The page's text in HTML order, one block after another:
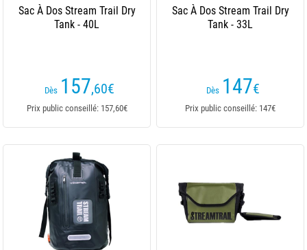
Sac À Dos Stream Trail Dry
Tank - 40L
Dès 157,60€
Prix public conseillé: 157,60€
Sac À Dos Stream Trail Dry
Tank - 33L
Dès 147€
Prix public conseillé: 147€